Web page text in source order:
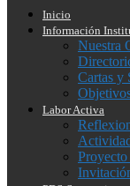
Inicio
Información
Nuestra
Cartas y
Labor Activa